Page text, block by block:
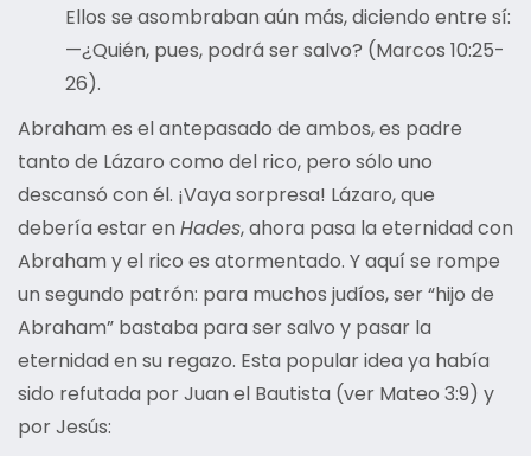
Ellos se asombraban aún más, diciendo entre sí:
—¿Quién, pues, podrá ser salvo? (Marcos 10:25-
26).
Abraham es el antepasado de ambos, es padre
tanto de Lázaro como del rico, pero sólo uno
descansó con él. ¡Vaya sorpresa! Lázaro, que
debería estar en Hades, ahora pasa la eternidad con
Abraham y el rico es atormentado. Y aquí se rompe
un segundo patrón: para muchos judíos, ser “hijo de
Abraham” bastaba para ser salvo y pasar la
eternidad en su regazo. Esta popular idea ya había
sido refutada por Juan el Bautista (ver Mateo 3:9) y
por Jesús: